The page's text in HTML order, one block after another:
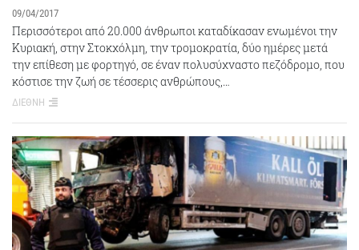
09/04/2017
Περισσότεροι από 20.000 άνθρωποι καταδίκασαν ενωμένοι την
Κυριακή, στην Στοκχόλμη, την τρομοκρατία, δύο ημέρες μετά
την επίθεση με φορτηγό, σε έναν πολυσύχναστο πεζόδρομο, που
κόστισε την ζωή σε τέσσερις ανθρώπους,…
ΔΙΕΘΝΗ